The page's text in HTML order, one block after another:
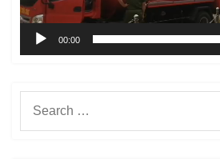
00:00